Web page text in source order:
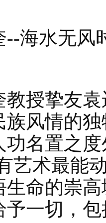
--海水无风
教授挚友
族风情的
功名置之
艺术最能
生命的崇
予一切，